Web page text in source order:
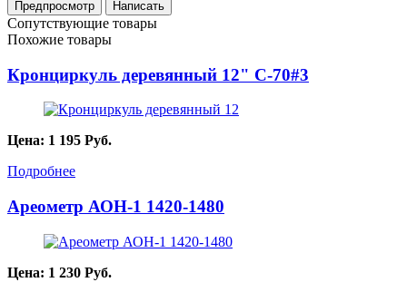
Сопутствующие товары
Похожие товары
Кронциркуль деревянный 12" C-70#3
Цена: 1 195 Руб.
Подробнее
Ареометр АОН-1 1420-1480
Цена: 1 230 Руб.